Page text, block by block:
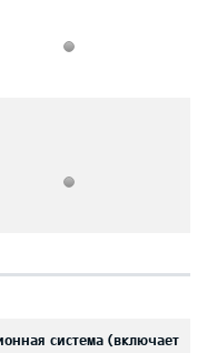
система (включает